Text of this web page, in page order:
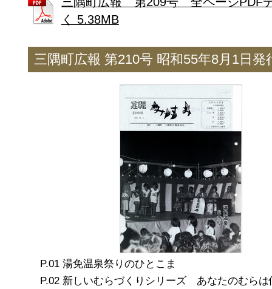
く 5.38MB
三隅町広報 第210号 昭和55年8月1日発
湯免温泉祭りのひとこま
新しいむらづくりシリーズ あなたのむら